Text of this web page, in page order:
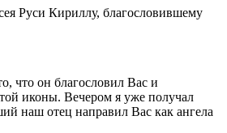
Руси Кириллу, благословившему
что он благословил Вас и
иконы. Вечером я уже получал
наш отец направил Вас как ангела